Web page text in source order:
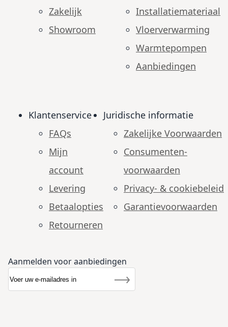
Zakelijk
Showroom
Installatiemateriaal
Vloerverwarming
Warmtepompen
Aanbiedingen
Klantenservice
FAQs
Mijn
account
Levering
Betaalopties
Retourneren
Juridische informatie
Zakelijke Voorwaarden
Consumenten­
voorwaarden
Privacy- & cookiebeleid
Garantie­voorwaarden
Aanmelden voor aanbiedingen
Nieuwsbrief
Inschrijven